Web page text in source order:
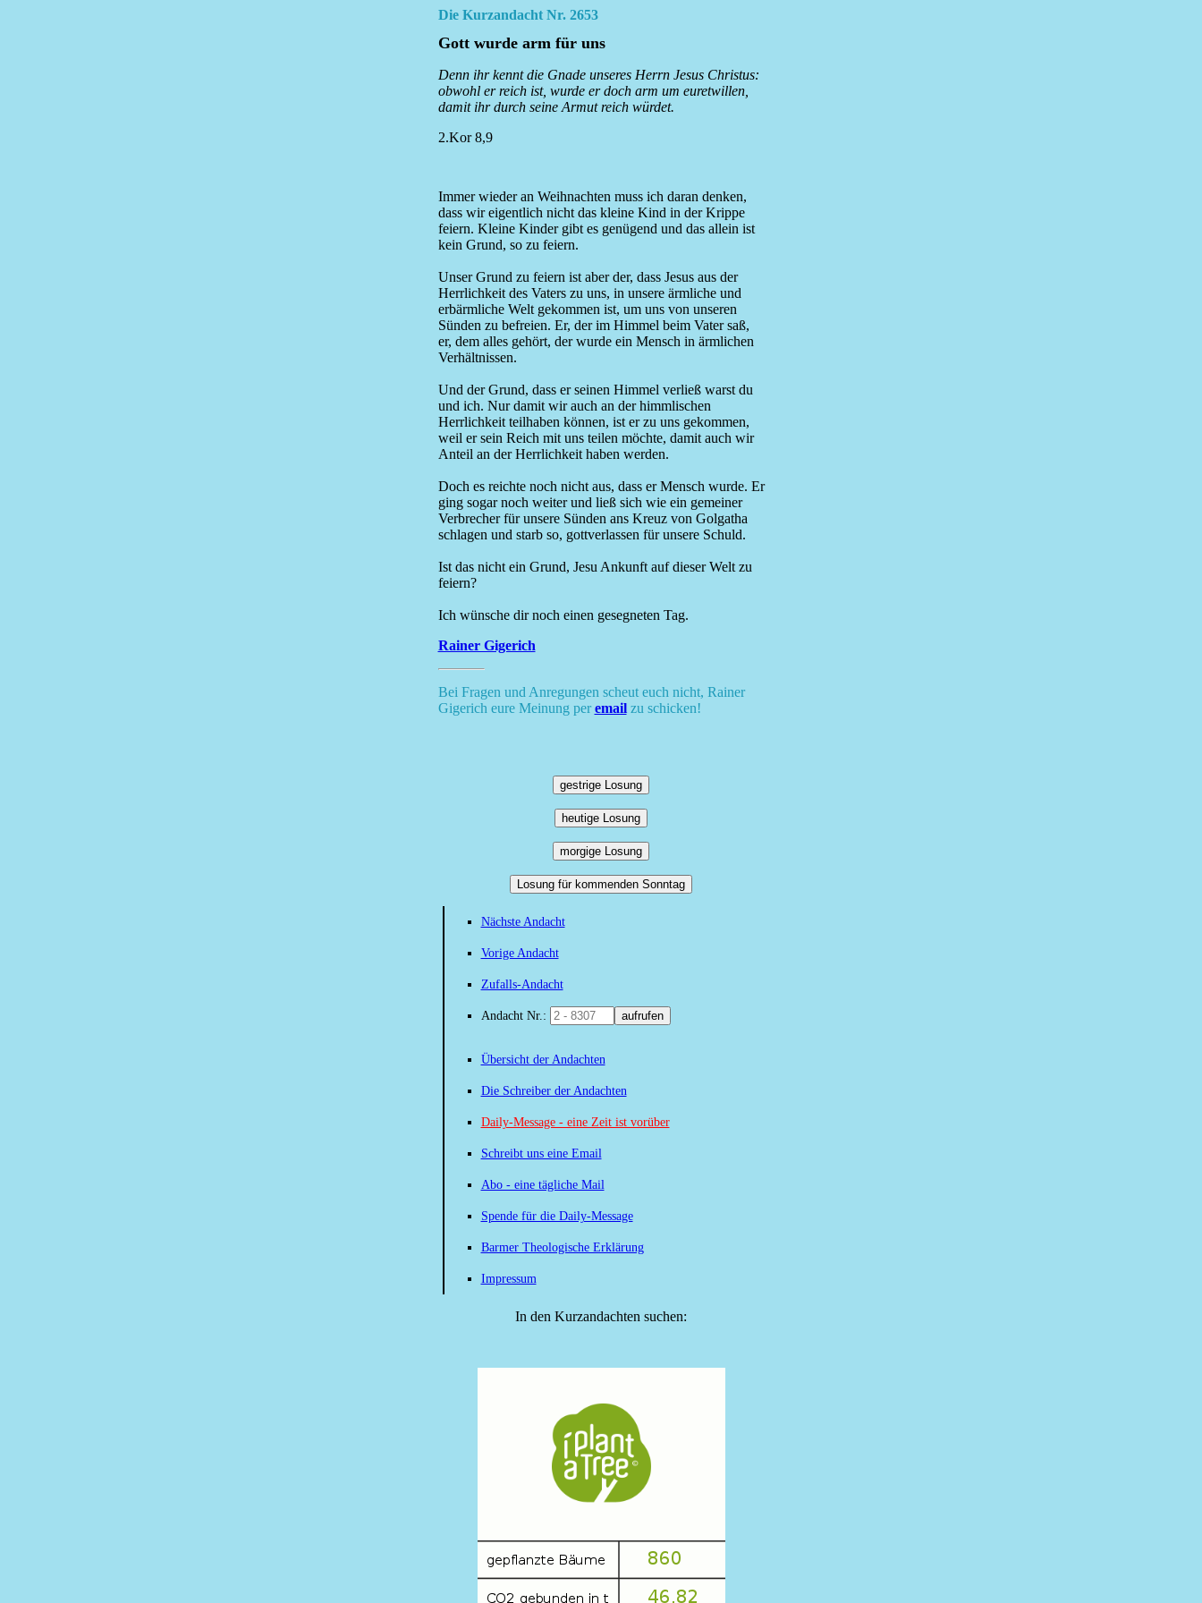
Die Kurzandacht Nr. 2653
Gott wurde arm für uns
Denn ihr kennt die Gnade unseres Herrn Jesus Christus:
obwohl er reich ist, wurde er doch arm um euretwillen,
damit ihr durch seine Armut reich würdet.
2.Kor 8,9
Immer wieder an Weihnachten muss ich daran denken,
dass wir eigentlich nicht das kleine Kind in der Krippe
feiern. Kleine Kinder gibt es genügend und das allein ist
kein Grund, so zu feiern.
Unser Grund zu feiern ist aber der, dass Jesus aus der
Herrlichkeit des Vaters zu uns, in unsere ärmliche und
erbärmliche Welt gekommen ist, um uns von unseren
Sünden zu befreien. Er, der im Himmel beim Vater saß,
er, dem alles gehört, der wurde ein Mensch in ärmlichen
Verhältnissen.
Und der Grund, dass er seinen Himmel verließ warst du
und ich. Nur damit wir auch an der himmlischen
Herrlichkeit teilhaben können, ist er zu uns gekommen,
weil er sein Reich mit uns teilen möchte, damit auch wir
Anteil an der Herrlichkeit haben werden.
Doch es reichte noch nicht aus, dass er Mensch wurde. Er
ging sogar noch weiter und ließ sich wie ein gemeiner
Verbrecher für unsere Sünden ans Kreuz von Golgatha
schlagen und starb so, gottverlassen für unsere Schuld.
Ist das nicht ein Grund, Jesu Ankunft auf dieser Welt zu
feiern?
Ich wünsche dir noch einen gesegneten Tag.
Rainer Gigerich
Bei Fragen und Anregungen scheut euch nicht, Rainer
Gigerich eure Meinung peremailzu schicken!
gestrige Losung
heutige Losung
morgige Losung
Losung für kommenden Sonntag
Nächste Andacht
Vorige Andacht
Zufalls-Andacht
Andacht Nr.: aufrufen
Übersicht der Andachten
Die Schreiber der Andachten
Daily-Message - eine Zeit ist vorüber
Schreibt uns eine Email
Abo - eine tägliche Mail
Spende für die Daily-Message
Barmer Theologische Erklärung
Impressum
In den Kurzandachten suchen: